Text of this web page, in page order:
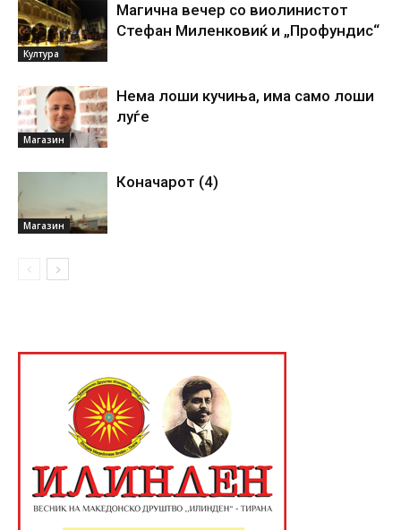
Култура
Магична вечер со виолинистот
Стефан Миленковиќ и „Профундис“
Магазин
Нема лоши кучиња, има само лоши
луѓе
Магазин
Коначарот (4)